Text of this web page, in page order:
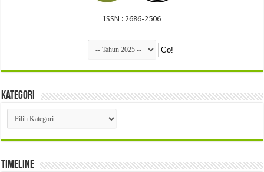
ISSN : 2686-2506
Kategori
Kategori
Timeline